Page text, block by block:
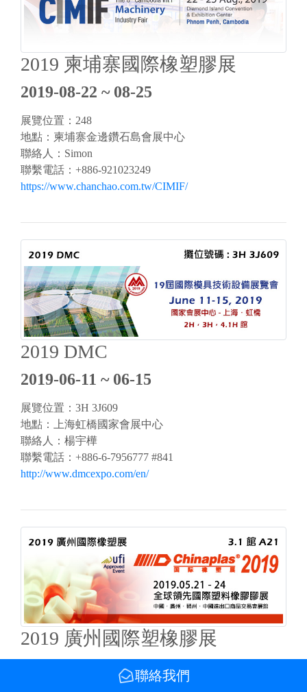
2019 柬埔寨國際橡塑膠展
2019-08-22 ~ 08-25
展覽位置：248
地點：柬埔寨金邊鑽石島會展中心
聯絡人：Simon
聯繫電話：+886-921023249
https://www.chanchao.com.tw/CIMIF/
2019 DMC
2019-06-11 ~ 06-15
展覽位置：3H 3J609
地點：上海虹橋國家會展中心
聯絡人：楊宇樺
聯繫電話：+886-6-7956777 #841
http://www.dmcexpo.com/en/
2019 廣州國際塑橡膠展
2019-05-21 ~ 05-24
聯絡我們